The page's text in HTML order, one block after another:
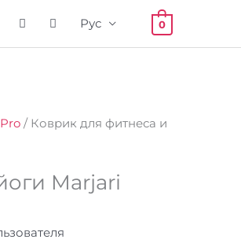
Рус 0
/ Коврик для фитнеса и
Marjari